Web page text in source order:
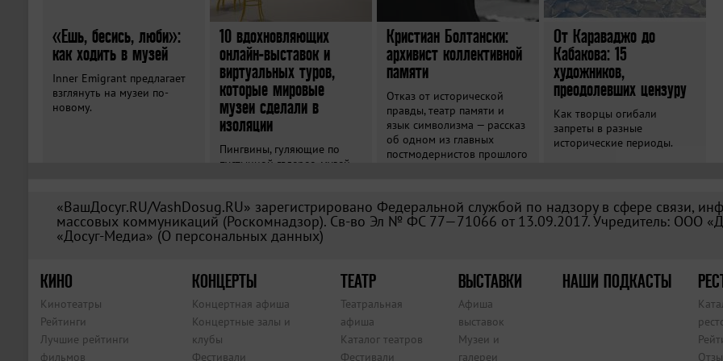
«Ешь, бесись, люби»:
как ходить в музей
Inner Emigrant предлагает
взглянуть на музеи по-
новому.
10 вдохновляющих
онлайн-выставок и
виртуальных туров,
которые мировые
музеи сделали в
изоляции
Пингвины, гуляющие по
пустынной галерее, музей
туры в более чем 500
музеев мира.
Кристиан Болтански:
архивист коллективной
памяти
Отказ от исторической
правды, театр памяти и
язык символизма — рассказ
об одном из главных
постмодернистов прошлого
От Караваджо до
Кабакова: 15
художников,
преодолевших цензуру
Как творцы огибали
запреты в разные
исторические периоды.
«ВашДосуг.RU/VashDosug.RU» зарегистрировано Федеральной службой по надзору в сфере связи,
массовых коммуникаций (Роскомнадзор). Св-во Эл № ФС 77—71066 от 13.09.2017. Учредитель: ООО
«Досуг-Медиа» (О персональных данных)
КИНО
Кинотеатры
Рейтинги
Лучшие рейтинги
фильмов
КОНЦЕРТЫ
Концертная афиша
Концертные залы и
клубы
Фестивали
ТЕАТР
Театральная
афиша
Каталог театров
Фестивали
ВЫСТАВКИ
Афиша
выставок
Музеи и
галереи
НАШИ ПОДКАСТЫ